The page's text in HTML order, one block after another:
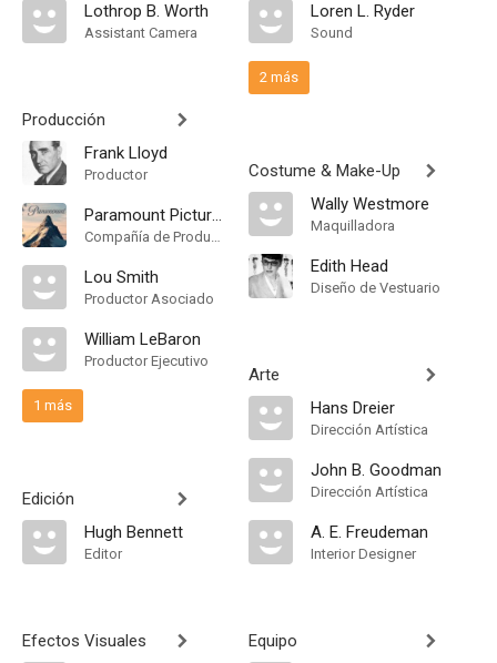
Lothrop B. Worth
Assistant Camera
Producción
Frank Lloyd
Productor
Paramount Pictures
Compañía de Produccion
Lou Smith
Productor Asociado
William LeBaron
Productor Ejecutivo
1 más
Edición
Hugh Bennett
Editor
Efectos Visuales
Loren L. Ryder
Sound
2 más
Costume & Make-Up
Wally Westmore
Maquilladora
Edith Head
Diseño de Vestuario
Arte
Hans Dreier
Dirección Artística
John B. Goodman
Dirección Artística
A. E. Freudeman
Interior Designer
Equipo